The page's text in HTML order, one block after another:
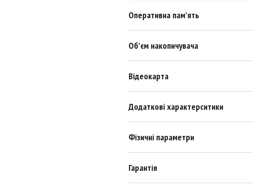
Оперативна пам'ять
Об'єм накопичувача
Відеокарта
Додаткові характерситики
Фізичні параметри
Гарантія